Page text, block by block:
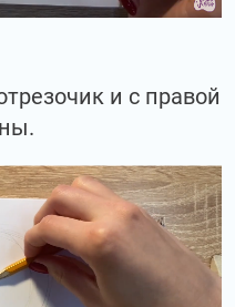
и с правой